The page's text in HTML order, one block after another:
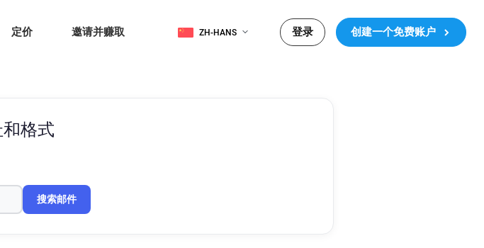
定价 邀请并赚取 ZH-HANS 登录 创建一个免费账户
格式
搜索邮件